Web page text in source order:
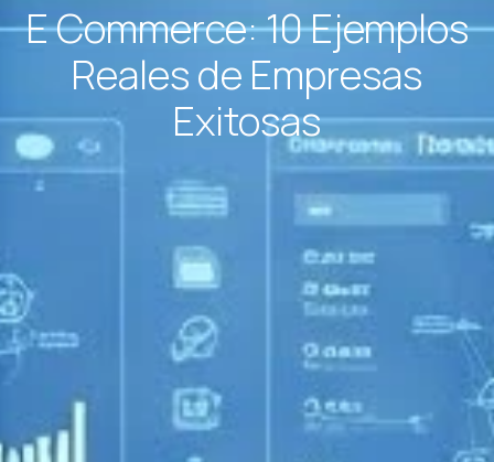
E Commerce: 10 Ejemplos
Reales de Empresas
Exitosas